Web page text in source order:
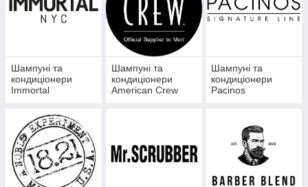
Шампуні та
кондиціонери
Immortal
Шампуні та
кондиціонери
American Crew
Шампуні та
кондиціонери
Pacinos